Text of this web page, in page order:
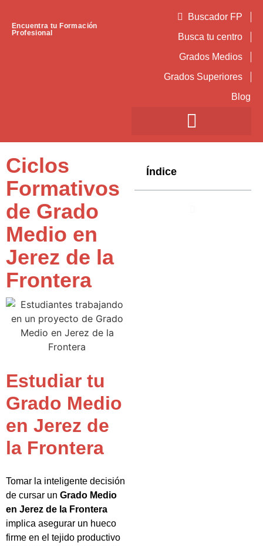
Encuentra tu Formación
Profesional
Buscador FP
Busca tu centro
Grados Medios
Grados Superiores
Blog
Ciclos
Formativos
de Grado
Medio en
Jerez de la
Frontera
Estudiar tu
Grado Medio
en Jerez de
la Frontera
Tomar la inteligente decisión
de cursar un Grado Medio
en Jerez de la Frontera
implica asegurar un hueco
firme en el tejido productivo
Índice